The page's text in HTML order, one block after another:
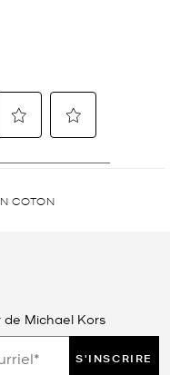
COTON
de Michael Kors
S'INSCRIRE